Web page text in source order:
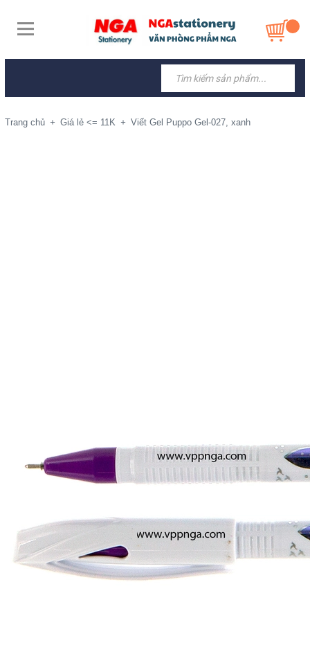
Trang chủ + Giá lẻ <= 11K + Viết Gel Puppo Gel-027, xanh